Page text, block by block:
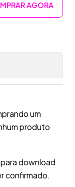
AGORA
um
produto
download
confirmado.